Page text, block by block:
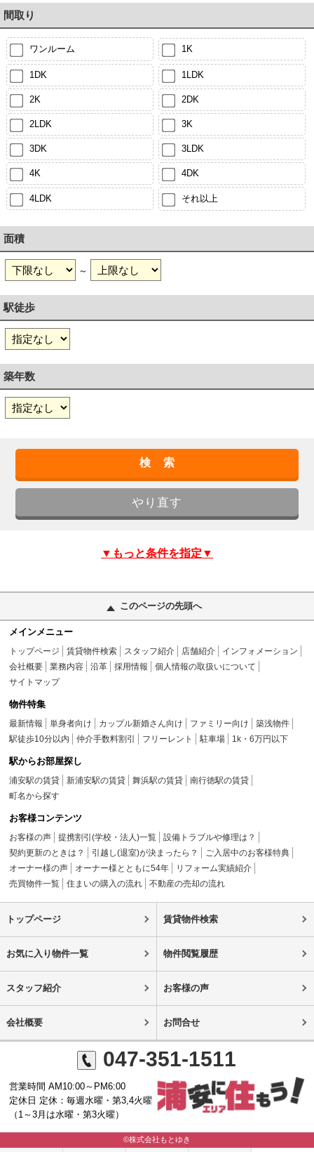
間取り
ワンルーム 1K
1DK 1LDK
2K 2DK
2LDK 3K
3DK 3LDK
4K 4DK
4LDK それ以上
面積
～
駅徒歩
築年数
▼もっと条件を指定▼
このページの先頭へ
メインメニュー
トップページ 賃貸物件検索 スタッフ紹介 店舗紹介
インフォメーション
会社概要
業務内容 沿革 採用情報
個人情報の取扱いについて
サイトマップ
物件特集
最新情報 単身者向け カップル新婚さん向け ファミリー向け
築浅物件
駅徒歩10分以内
仲介手数料割引 フリーレント 駐車場 1k・6万円以下
駅からお部屋探し
浦安駅の賃貸 新浦安駅の賃貸 舞浜駅の賃貸
南行徳駅の賃貸
町名から探す
お客様コンテンツ
お客様の声 提携割引(学校・法人)一覧
設備トラブルや修理は？
契約更新のときは？
引越し(退室)が決まったら？
ご入居中のお客様特典
オーナー様の声
オーナー様とともに54年
リフォーム実績紹介
売買物件一覧
住まいの購入の流れ 不動産の売却の流れ
トップページ 賃貸物件検索
お気に入り物件一覧 物件閲覧履歴
スタッフ紹介 お客様の声
会社概要 お問合せ
047-351-1511
営業時間 AM10:00～PM6:00
定休日 定休：毎週水曜・第3,4火曜
（1～3月は水曜・第3火曜）
©株式会社もとゆき